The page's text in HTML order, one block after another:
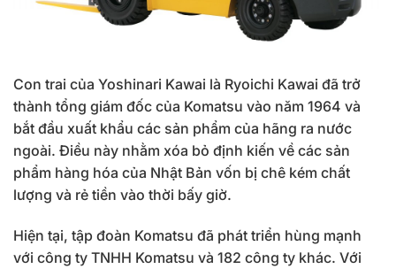
Con trai của Yoshinari Kawai là Ryoichi Kawai đã trở
thành tổng giám đốc của Komatsu vào năm 1964 và
bắt đầu xuất khẩu các sản phẩm của hãng ra nước
ngoài. Điều này nhằm xóa bỏ định kiến về các sản
phẩm hàng hóa của Nhật Bản vốn bị chê kém chất
lượng và rẻ tiền vào thời bấy giờ.
Hiện tại, tập đoàn Komatsu đã phát triển hùng mạnh
với công ty TNHH Komatsu và 182 công ty khác. Với